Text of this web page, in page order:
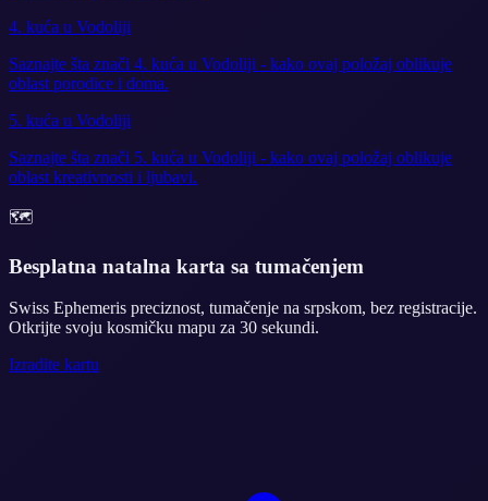
4. kuća u Vodoliji
Saznajte šta znači 4. kuća u Vodoliji - kako ovaj položaj oblikuje
oblast porodice i doma.
5. kuća u Vodoliji
Saznajte šta znači 5. kuća u Vodoliji - kako ovaj položaj oblikuje
oblast kreativnosti i ljubavi.
🗺️
Besplatna natalna karta sa tumačenjem
Swiss Ephemeris preciznost, tumačenje na srpskom, bez registracije.
Otkrijte svoju kosmičku mapu za 30 sekundi.
Izradite kartu